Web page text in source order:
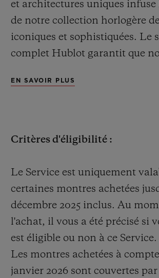
et architectures uniques infuse
de notre collection horlogère
iconiques et sophistiquées. Le
complet Hublot garantit que
sélection de montres, achetées
« Service »).
Les montres UNICO, EL
MECA-10 ainsi que celles à
complications sont
au Service, mais Hublot se
de modifier les modèles de
EN SAVOIR PLUS
Critères d'éligibilité :
Le Service est uniquement
certaines montres achetées
décembre 2025 inclus. Au
l'achat, il vous a été précisé si
est éligible ou non à ce Service.
Les montres achetées à
janvier 2026 sont couvertes
TROUVER